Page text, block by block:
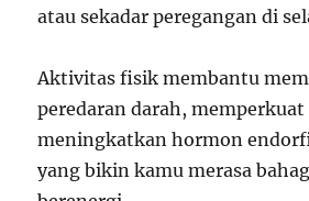
atau sekadar peregangan di
Aktivitas fisik membantu
peredaran darah,
meningkatkan hormon
yang bikin kamu merasa